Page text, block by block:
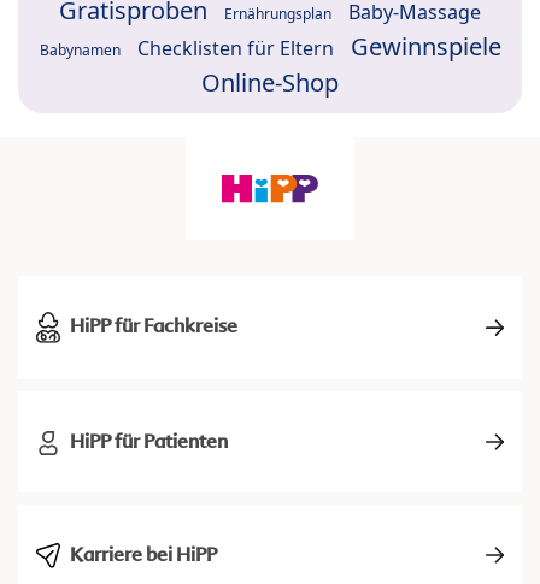
Gratisproben Ernährungsplan Baby-Massage
Babynamen Checklisten für Eltern
Gewinnspiele
Online-Shop
HiPP für Fachkreise
HiPP für Patienten
Karriere bei HiPP